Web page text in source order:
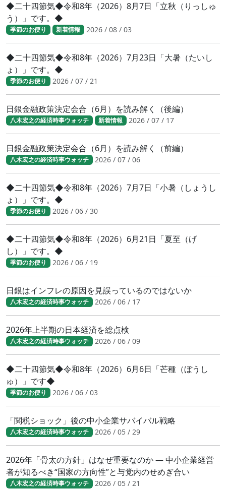
◆二十四節気◆令和8年（2026）8月7日「立秋（りっしゅ
う）」です。◆
季節のお便り 新着情報 2026 / 08 / 03
◆二十四節気◆令和8年（2026）7月23日「大暑（たいし
ょ）」です。◆
季節のお便り 2026 / 07 / 21
日銀金融政策決定会合（6月）を読み解く（後編）
八木宏之の経済時事ウォッチ 新着情報 2026 / 07 / 17
日銀金融政策決定会合（6月）を読み解く（前編）
八木宏之の経済時事ウォッチ 2026 / 07 / 06
◆二十四節気◆令和8年（2026）7月7日「小暑（しょうし
ょ）」です。◆
季節のお便り 2026 / 06 / 30
◆二十四節気◆令和8年（2026）6月21日「夏至（げ
し）」です。◆
季節のお便り 2026 / 06 / 19
日銀はインフレの原因を見誤っているのではないか
八木宏之の経済時事ウォッチ 2026 / 06 / 17
2026年上半期の日本経済を総点検
八木宏之の経済時事ウォッチ 2026 / 06 / 09
◆二十四節気◆令和8年（2026）6月6日「芒種（ぼうし
ゅ）」です◆
季節のお便り 2026 / 06 / 03
「関税ショック」後の中小企業サバイバル戦略
八木宏之の経済時事ウォッチ 2026 / 05 / 29
2026年「骨太の方針」はなぜ重要なのか ― 中小企業経営
者が知るべき“国家の方向性”と与党内のせめぎ合い
八木宏之の経済時事ウォッチ 2026 / 05 / 21